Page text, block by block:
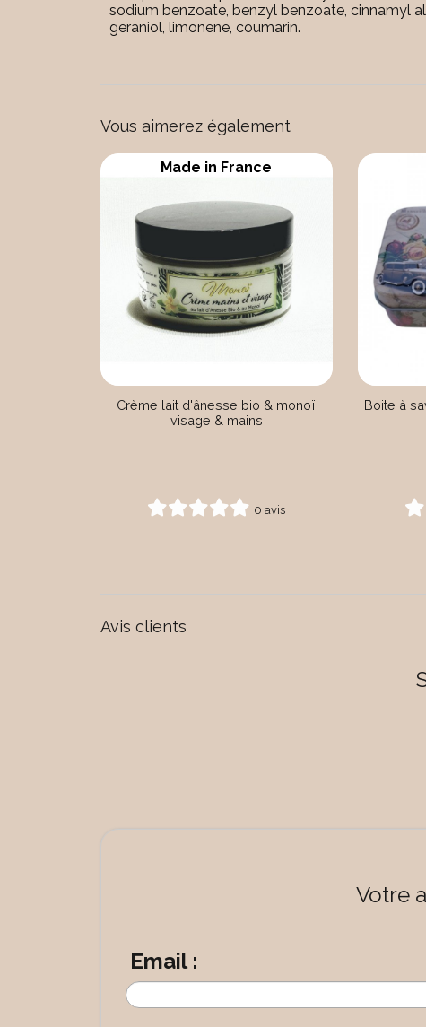
sodium benzoate, benzyl benzoate, cinnamyl
geraniol, limonene, coumarin.
Vous aimerez également
Crème lait d'ânesse bio & monoï
visage & mains
0 avis
Made in France
Boite à
Avis clients
Votre
Email :